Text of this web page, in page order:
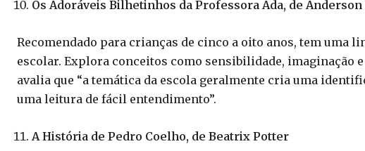
Os Adoráveis Bilhetinhos da Professora Ada, de
Recomendado para crianças de cinco a oito anos, tem uma
escolar. Explora conceitos como sensibilidade, imaginação
avalia que “a temática da escola geralmente cria uma
uma leitura de fácil entendimento”.
A História de Pedro Coelho, de Beatrix Potter